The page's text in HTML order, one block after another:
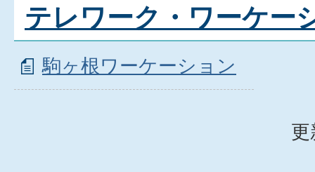
テレワーク・ワーケー
駒ヶ根ワーケーション